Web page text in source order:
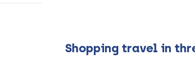
Shopping travel in